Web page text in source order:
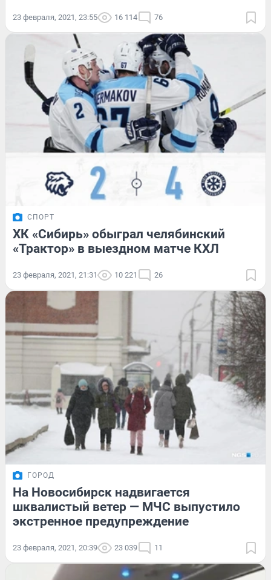
23 февраля, 2021, 23:55 16 114 76
СПОРТ
ХК «Сибирь» обыграл челябинский
«Трактор» в выездном матче КХЛ
23 февраля, 2021, 21:31 10 221 26
ГОРОД
На Новосибирск надвигается
шквалистый ветер — МЧС выпустило
экстренное предупреждение
23 февраля, 2021, 20:39 23 039 11